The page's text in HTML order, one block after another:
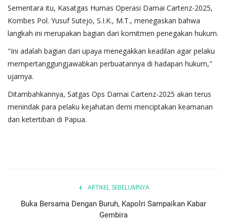
Sementara itu, Kasatgas Humas Operasi Damai Cartenz-2025,
Kombes Pol. Yusuf Sutejo, S.I.K., M.T., menegaskan bahwa
langkah ini merupakan bagian dari komitmen penegakan hukum.
"Ini adalah bagian dari upaya menegakkan keadilan agar pelaku
mempertanggungjawabkan perbuatannya di hadapan hukum,"
ujarnya.
Ditambahkannya, Satgas Ops Damai Cartenz-2025 akan terus
menindak para pelaku kejahatan demi menciptakan keamanan
dan ketertiban di Papua.
ARTIKEL SEBELUMNYA
Buka Bersama Dengan Buruh, Kapolri Sampaikan Kabar
Gembira